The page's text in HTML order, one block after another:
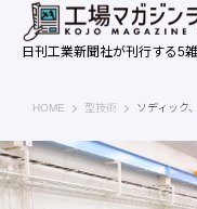
日刊工業新聞社が刊行する5
HOME 工場マガジンラック｜日
型技術 ソディック